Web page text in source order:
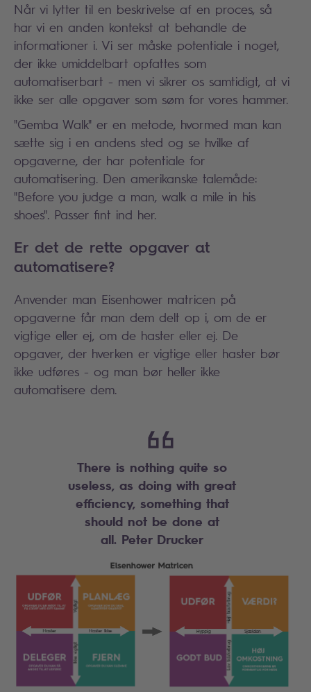
Når vi lytter til en beskrivelse af en proces, så
har vi en anden kontekst at behandle de
informationer i. Vi ser måske potentiale i noget,
der ikke umiddelbart opfattes som
automatiserbart - men vi sikrer os samtidigt, at vi
ikke ser alle opgaver som søm for vores hammer.
"Gemba Walk" er en metode, hvormed man kan
sætte sig i en andens sted og se hvilke af
opgaverne, der har potentiale for
automatisering. Den amerikanske talemåde:
"Before you judge a man, walk a mile in his
shoes". Passer fint ind her.
Er det de rette opgaver at
automatisere?
Anvender man Eisenhower matricen på
opgaverne får man dem delt op i, om de er
vigtige eller ej, om de haster eller ej. De
opgaver, der hverken er vigtige eller haster bør
ikke udføres - og man bør heller ikke
automatisere dem.
There is nothing quite so
useless, as doing with great
efficiency, something that
should not be done at
all. Peter Drucker